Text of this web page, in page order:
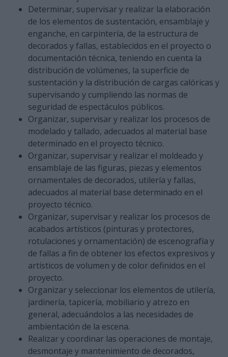
Determinar, supervisar y realizar la elaboración
de los elementos de sustentación, ensamblaje y
enganche, en carpintería, de la estructura de
decorados y fallas, establecidos en el proyecto o
documentación técnica, teniendo en cuenta la
distribución de volúmenes, la superficie de
sustentación y la distribución de cargas calóricas y
supervisando y cumpliendo las normas de
seguridad de espectáculos públicos.
Organizar, supervisar y realizar los procesos de
modelado y tallado, adecuados al material base
determinado en el proyecto técnico.
Organizar, supervisar y realizar el moldeado y
ensamblaje de las figuras, piezas y elementos
ornamentales de decorados, utilería y fallas,
adecuados al material base determinado en el
proyecto técnico.
Organizar, supervisar y realizar los procesos de
acabados artísticos (pinturas y protectores,
rotulaciones y ornamentación) de escenografía y
de fallas a fin de obtener los efectos expresivos y
artísticos de volumen y de color definidos en el
proyecto.
Organizar y seleccionar los elementos de utilería,
jardinería, tapicería, mobiliario y atrezo en
general, adecuándolos a las necesidades de
ambientación de la escena.
Realizar y coordinar las operaciones de montaje,
desmontaje y mantenimiento de decorados,